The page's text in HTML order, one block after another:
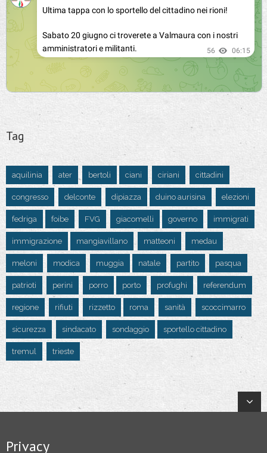
Tag
aquilinia ater bertoli ciani ciriani cittadini
congresso delconte dipiazza duino aurisina elezioni
fedriga foibe FVG giacomelli governo immigrati
immigrazione mangiavillano matteoni medau
meloni modica muggia natale partito pasqua
patrioti perini porro porto profughi referendum
regione rifiuti rizzetto roma sanità scoccimarro
sicurezza sindacato sondaggio sportello cittadino
tremul trieste
Privacy